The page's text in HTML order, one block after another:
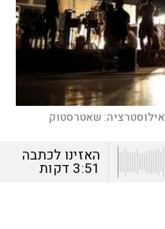
אילוסטרציה: שאטרסטוק
האזינו לכתבה
3:51 דקות